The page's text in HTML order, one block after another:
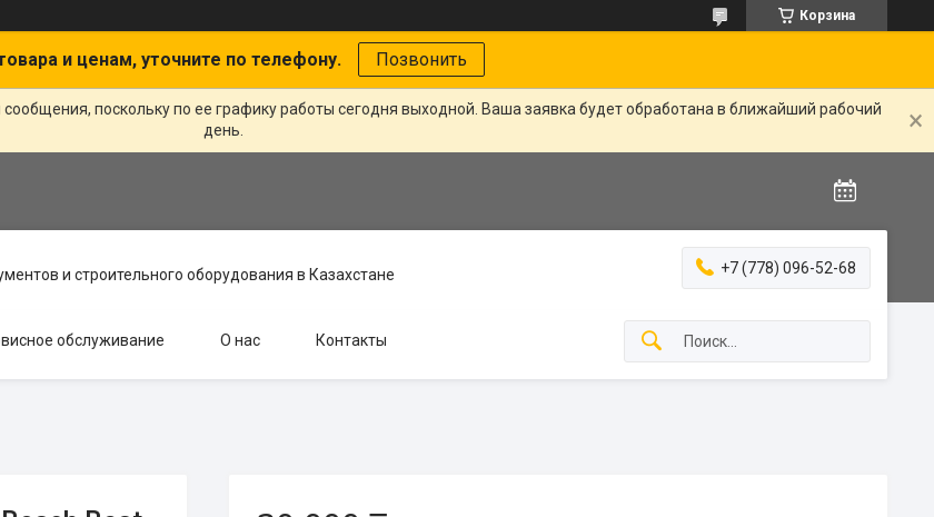
Корзина
и ценам, уточните по телефону. Позвонить
поскольку по ее графику работы сегодня выходной. Ваша заявка будет обработана в ближайший рабочий
день.
и строительного оборудования в Казахстане +7 (778) 096-52-68
обслуживание О нас Контакты